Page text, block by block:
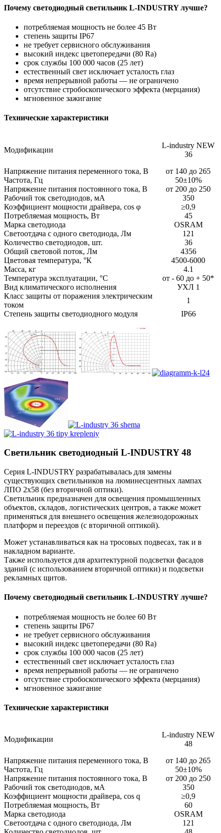
Почему светодиодный светильник L-INDUSTRY лучше?
потребляемая мощность не более 45 Вт
степень защиты IP67
не требует сервисного обслуживания
высокий индекс цветопередачи (80 Ra)
срок службы 100 000 часов (25 лет)
естественный свет исключает усталость глаз
время непрерывной работы — не ограничено
отсутствие стробоскопического эффекта (мерцания)
мгновенное зажигание
Технические характеристики
Модификации
L-industry NEW
36
Напряжение питания переменного тока, В
от 140 до 265
Частота, Гц
50±10%
Напряжение питания постоянного тока, В
от 200 до 250
Рабочий ток светодиодов, мА
350
Коэффициент мощности драйвера, cos φ
≥0,9
Потребляемая мощность, Вт
45
Марка светодиода
OSRAM
Светоотдача с одного светодиода, Лм
121
Количество светодиодов, шт.
36
Общий световой поток, Лм
4356
Цветовая температура, °К
4500-6000
Масса, кг
4.1
Температура эксплуатации, °С
от - 60 до + 50*
Вид климатического исполнения
УХЛ 1
Класс защиты от поражения электрическим
током
1
Степень защиты светодиодного модуля
IP66
Светильник светодиодный L-INDUSTRY 48
Серия L-INDUSTRY разрабатывалась для замены
существующих светильников на люминесцентных лампах
ЛПО 2х58 (без вторичной оптики).
Светильник предназначен для освещения промышленных
объектов, складов, логистических центров, а также может
применяться для внешнего освещения железнодорожных
платформ и переездов (с вторичной оптикой).
Может устанавливаться как на тросовых подвесах, так и в
накладном варианте.
Также используется для архитектурной подсветки фасадов
зданий (с использованием вторичной оптики) и подсветки
рекламных щитов.
Почему светодиодный светильник L-INDUSTRY лучше?
потребляемая мощность не более 60 Вт
степень защиты IP67
не требует сервисного обслуживания
высокий индекс цветопередачи (80 Ra)
срок службы 100 000 часов (25 лет)
естественный свет исключает усталость глаз
время непрерывной работы — не ограничено
отсутствие стробоскопического эффекта (мерцания)
мгновенное зажигание
Технические характеристики
Модификации
L-industry NEW
48
Напряжение питания переменного тока, В
от 140 до 265
Частота, Гц
50±10%
Напряжение питания постоянного тока, В
от 200 до 250
Рабочий ток светодиодов, мА
350
Коэффициент мощности драйвера, cos q
≥0,9
Потребляемая мощность, Вт
60
Марка светодиода
OSRAM
Светоотдача с одного светодиода, Лм
121